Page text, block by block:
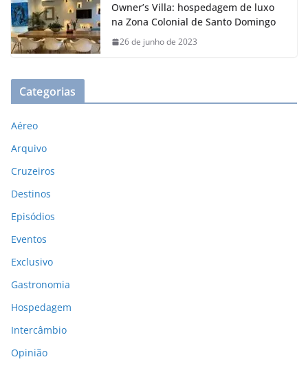
Owner’s Villa: hospedagem de luxo
na Zona Colonial de Santo Domingo
26 de junho de 2023
Categorias
Aéreo
Arquivo
Cruzeiros
Destinos
Episódios
Eventos
Exclusivo
Gastronomia
Hospedagem
Intercâmbio
Opinião